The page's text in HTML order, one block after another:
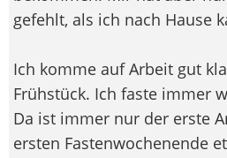
gefehlt, als ich nach Hause
Ich komme auf Arbeit gut
Frühstück. Ich faste immer
Da ist immer nur der erste
ersten Fastenwochenende